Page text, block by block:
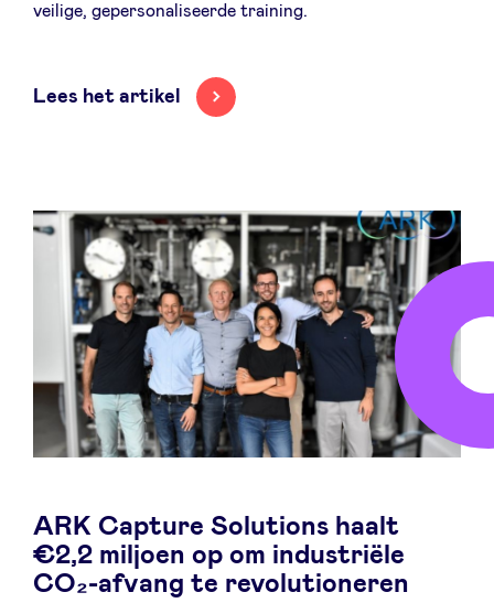
en
veilige, gepersonaliseerde training.
Lees het artikel
ARK Capture Solutions haalt
€2,2 miljoen op om industriële
CO₂-afvang te revolutioneren